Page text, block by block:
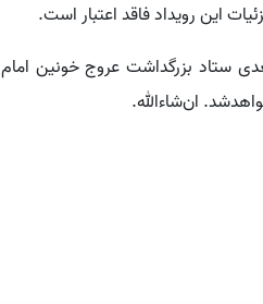
این رویداد فاقد اعتبار است.
ستاد بزرگداشت عروج خونین امام
ان‌شاء‌الله.